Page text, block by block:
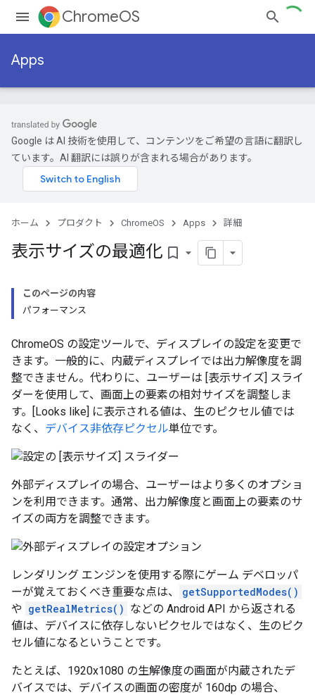
ChromeOS
Apps
Google は AI 技術を使用して、コンテンツをご希望の言語に翻訳し
ています。AI 翻訳には誤りが含まれる場合があります。
ホーム プロダクト ChromeOS Apps 詳細
表示サイズの最適化 bookmark_border
このページの内容
パフォーマンス
ChromeOS の設定ツールで、ディスプレイの設定を変更で
きます。一般的に、内蔵ディスプレイでは出力解像度を調
整できません。代わりに、ユーザーは [表示サイズ] スライ
ダーを使用して、画面上の要素の相対サイズを調整しま
す。[Looks like] に表示される値は、生のピクセル値では
なく、 デバイス非依存ピクセル単位です。
外部ディスプレイの場合、ユーザーはより多くのオプショ
ンを利用できます。通常、出力解像度と画面上の要素のサ
イズの両方を調整できます。
レンダリング エンジンを使用する際にゲーム デベロッパ
ーが覚えておくべき重要な点は、
getSupportedModes()
や getRealMetrics() などの Android API から返される
値は、デバイスに依存しないピクセルではなく、生のピク
セル値になるということです。
たとえば、1920x1080 の生解像度の画面が内蔵されたデ
バイスでは、デバイスの画面の密度が 160dp の場合、